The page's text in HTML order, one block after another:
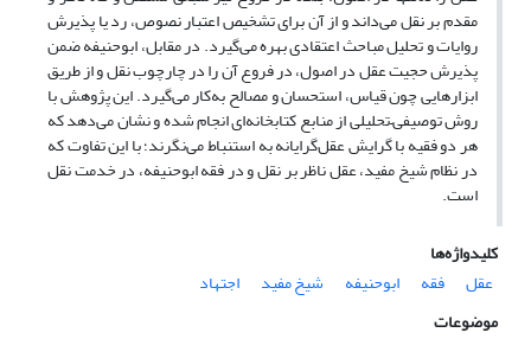
مقدم بر نقل می‌داند و از آن برای تشخیص اعتبار نصوص، رد یا پذیرش
روایات و تحلیل مباحث اعتقادی بهره می‌گیرد. در مقابل، ابوحنیفه ضمن
پذیرش حجیت عقل در اصول، در فروع آن را در چارچوب نقل و از طریق
ابزارهایی چون قیاس، استحسان و مصالح به‌کار می‌گیرد. این پژوهش با
روش توصیفی–تحلیلی از منابع کتابخانه‌ای انجام شده و نشان می‌دهد که
هر دو فقیه با گرایش عقل‌گرایانه به استنباط می‌نگرند؛ با این تفاوت که
در نظام شیخ مفید، عقل ناظر بر نقل و در فقه ابوحنیفه، در خدمت نقل
است.
کلیدواژه‌ها
عقل
فقه ابوحنیفه شیخ مفید
اجتهاد
موضوعات